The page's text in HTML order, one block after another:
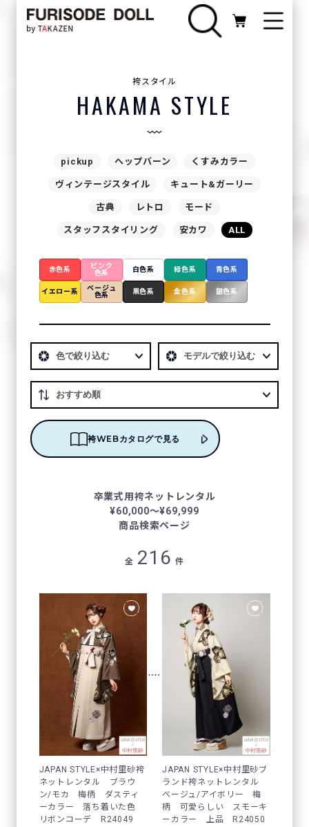
袴スタイル
HAKAMA STYLE
pickup ヘップバーン くすみカラー
ヴィンテージスタイル キュート&ガーリー
古典 レトロ モード
スタッフスタイリング 安カワ ALL
赤色系
ピンク
色系
白色系 緑色系 青色系
イエロー系
ベージュ
色系
黒色系 金色系 銀色系
袴WEBカタログで見る
卒業式⽤袴ネットレンタル
¥60,000〜¥69,999
商品検索ページ
全 216 件
JAPAN STYLE×中村里砂袴
ネットレンタル ブラウ
ン/モカ 梅柄 ダスティ
ーカラー 落ち着いた色
リボンコーデ R24049
JAPAN STYLE×中村里砂ブ
ランド袴ネットレンタル
ベージュ/アイボリー 梅
柄 可愛らしい スモーキ
ーカラー 上品 R24050